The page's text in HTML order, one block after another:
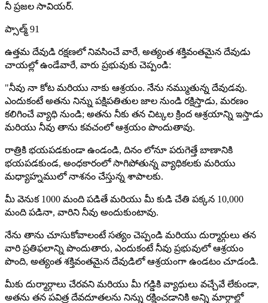
నీ ప్రజల సావియర్.
ప్సాల్మ్ 91
ఉత్తమ దేవుడి రక్షణలో నివసించే వారే, అత్యంత శక్తివంతమైన దేవుడు
చాయల్లో ఉండేవారే, వారు ప్రభువుకు చెప్పండి:
"నీవు నా కోట మరియు నాకు ఆశ్రయం. నేను నమ్ముతున్న దేవుడవు.
ఎందుకంటే అతను నిన్ను పక్షిపతితుల జాల నుండి రక్షిస్తాడు, మరణం
కలిగించే వ్యాధి నుండి; అతను నీకు తన చిట్కల క్రింద ఆశ్రయాన్ని ఇస్తాడు
మరియు నీవు తాను కవచంలో ఆశ్రయం పొందుతావు.
రాత్రికి భయపడకుండా ఉండండి, దినం లోనూ పరుగెత్తే బాణానికి
భయపడకుండ, అంధకారంలో సాగిపోతున్న వ్యాధికలకు మరియు
మధ్యాహ్నములో నాశనం చేస్తున్న శాపాలకు.
మీ వెనుక 1000 మంది పడితే మరియు మీ కుడి చేతి పక్కన 10,000
మంది పడినా, వారిని నీవు అందుకుంటావు.
నేను తాను చూసుకోవాలంటే సత్యం చెప్పండి మరియు దుర్మార్గులు తన
వారి ప్రతిఫలాన్ని పొందుతారు, ఎందుకంటే నీవు ప్రభువులో ఆశ్రయం
పొంది, అత్యంత శక్తివంతమైన దేవుడిలో ఆశ్రయంగా ఉండటం చూడండి.
మీకు దుర్మార్గాలు చేరవని మరియు మీ గడ్డికి వ్యాధులు వచ్చేవే లేకుండా,
అతను తన పవిత్ర దేవదూతలను నిన్ను రక్షించడానికి అన్ని మార్గాల్లో